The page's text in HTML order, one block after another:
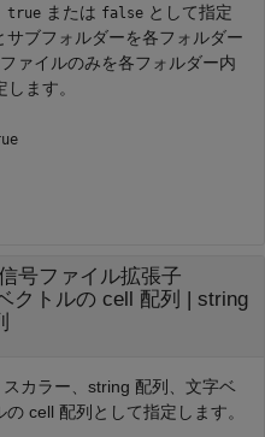
true または false として指定
サブフォルダーを各フォルダー
ァイルのみを各フォルダー内
します。
号ファイル拡張子
クトルの cell 配列
string
カラー、string 配列、文字ベ
cell 配列として指定します。